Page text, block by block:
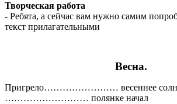
Творческая работа
- Ребята, а сейчас вам нужно самим
текст прилагательными
Весна.
Пригрело…………………… весеннее
……………………… полянке начал